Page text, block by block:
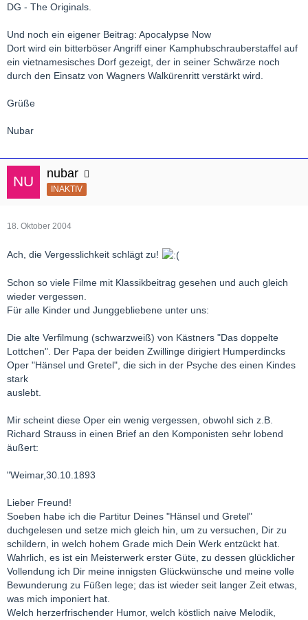
DG - The Originals.
Und noch ein eigener Beitrag: Apocalypse Now
Dort wird ein bitterböser Angriff einer Kamphubschrauberstaffel auf
ein vietnamesisches Dorf gezeigt, der in seiner Schwärze noch
durch den Einsatz von Wagners Walkürenritt verstärkt wird.
Grüße
Nubar
nubar
INAKTIV
18. Oktober 2004
Ach, die Vergesslichkeit schlägt zu!
Schon so viele Filme mit Klassikbeitrag gesehen und auch gleich
wieder vergessen.
Für alle Kinder und Junggebliebene unter uns:
Die alte Verfilmung (schwarzweiß) von Kästners "Das doppelte
Lottchen". Der Papa der beiden Zwillinge dirigiert Humperdincks
Oper "Hänsel und Gretel", die sich in der Psyche des einen Kindes
stark
auslebt.
Mir scheint diese Oper ein wenig vergessen, obwohl sich z.B.
Richard Strauss in einen Brief an den Komponisten sehr lobend
äußert:
"Weimar,30.10.1893
Lieber Freund!
Soeben habe ich die Partitur Deines "Hänsel und Gretel"
duchgelesen und setze mich gleich hin, um zu versuchen, Dir zu
schildern, in welch hohem Grade mich Dein Werk entzückt hat.
Wahrlich, es ist ein Meisterwerk erster Güte, zu dessen glücklicher
Vollendung ich Dir meine innigsten Glückwünsche und meine volle
Bewunderung zu Füßen lege; das ist wieder seit langer Zeit etwas,
was mich imponiert hat.
Welch herzerfrischender Humor, welch köstlich naive Melodik,